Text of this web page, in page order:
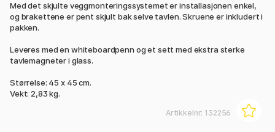
Med det skjulte veggmonteringssystemet er installasjonen enkel,
og brakettene er pent skjult bak selve tavlen. Skruene er inkludert i
pakken.
Leveres med en whiteboardpenn og et sett med ekstra sterke
tavlemagneter i glass.
Størrelse: 45 x 45 cm.
Vekt: 2,83 kg.
Artikkelnr: 132256